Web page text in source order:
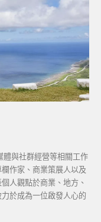
與社群經營等相關工作
作家、商業策展人以及
人觀點於商業、地方、
於成為一位啟發人心的